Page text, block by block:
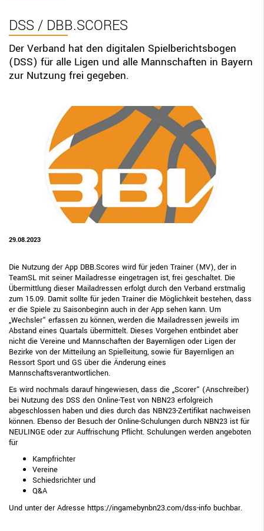
DSS / DBB.SCORES
Der Verband hat den digitalen Spielberichtsbogen
(DSS) für alle Ligen und alle Mannschaften in Bayern
zur Nutzung frei gegeben.
29.08.2023
Die Nutzung der App DBB.Scores wird für jeden Trainer (MV), der in
TeamSL mit seiner Mailadresse eingetragen ist, frei geschaltet. Die
Übermittlung dieser Mailadressen erfolgt durch den Verband erstmalig
zum 15.09. Damit sollte für jeden Trainer die Möglichkeit bestehen, dass
er die Spiele zu Saisonbeginn auch in der App sehen kann. Um
„Wechsler“ erfassen zu können, werden die Mailadressen jeweils im
Abstand eines Quartals übermittelt. Dieses Vorgehen entbindet aber
nicht die Vereine und Mannschaften der Bayernligen oder Ligen der
Bezirke von der Mitteilung an Spielleitung, sowie für Bayernligen an
Ressort Sport und GS über die Änderung eines
Mannschaftsverantwortlichen.
Es wird nochmals darauf hingewiesen, dass die „Scorer“ (Anschreiber)
bei Nutzung des DSS den Online-Test von NBN23 erfolgreich
abgeschlossen haben und dies durch das NBN23-Zertifikat nachweisen
können. Ebenso der Besuch der Online-Schulungen durch NBN23 ist für
NEULINGE oder zur Auffrischung Pflicht. Schulungen werden angeboten
für
Kampfrichter
Vereine
Schiedsrichter und
Q&A
Und unter der Adresse https://ingamebynbn23.com/dss-info buchbar.
BBV Links
DIGITAL SCORE SHEET
STRUKTURREFORM